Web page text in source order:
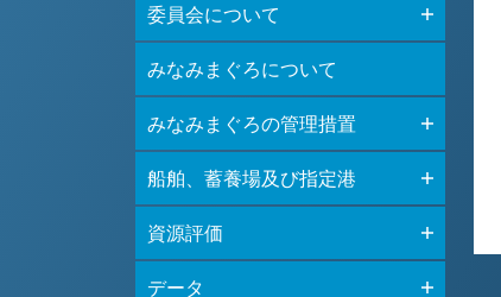
委員会について
みなみまぐろについて
みなみまぐろの管理措置
船舶、蓄養場及び指定港
資源評価
データ